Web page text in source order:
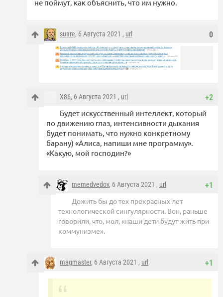
не поймут, как объяснить, что им нужно.
0
suare, 6 Августа 2021 , url
+2
X86, 6 Августа 2021 , url
Будет искусственный интеллект, который
по движению глаз, интенсивности дыхания
будет понимать, что нужно конкретному
барану) «Алиса, напиши мне программу».
«Какую, мой господин?»
+1
memedvedov, 6 Августа 2021 , url
Дожить бы до тех прекрасных лет
технологической сингулярности. Вон, раньше
говорили, что, мол, «наши дети будут жить при
коммунизме».
+1
magmaster, 6 Августа 2021 , url